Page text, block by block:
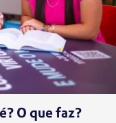
O que faz?